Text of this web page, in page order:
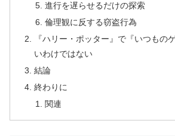
進行を遅らせるだけの探索
倫理観に反する窃盗行為
『ハリー・ポッター』で『いつもの
いわけではない
結論
終わりに
関連